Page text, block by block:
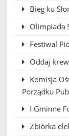
Bieg ku
Olimpiada
Festiwal
Oddaj
Komisja
Porządku
I Gminne
Zbiórka